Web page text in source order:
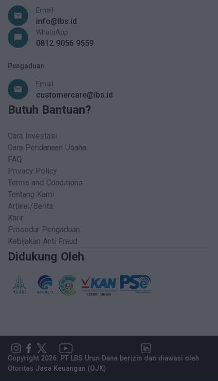
email
Email
info@lbs.id
WhatsApp
0812 9056 9559
Pengaduan
email
Email
customercare@lbs.id
Butuh Bantuan?
Cara Investasi
Cara Pendanaan Usaha
FAQ
Privacy Policy
Terms and Conditions
Tentang Kami
Artikel/Berita
Karir
Prosedur Pengaduan
Kebijakan Anti Fraud
Didukung Oleh
Copyright 2026. PT LBS Urun Dana berizin dan diawasi oleh
Otoritas Jasa Keuangan (OJK)